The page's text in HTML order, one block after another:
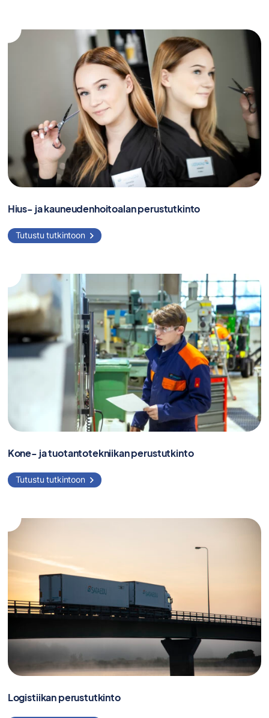
Hius- ja kauneudenhoitoalan perustutkinto
Tutustu tutkintoon
Kone- ja tuotantotekniikan perustutkinto
Tutustu tutkintoon
Logistiikan perustutkinto